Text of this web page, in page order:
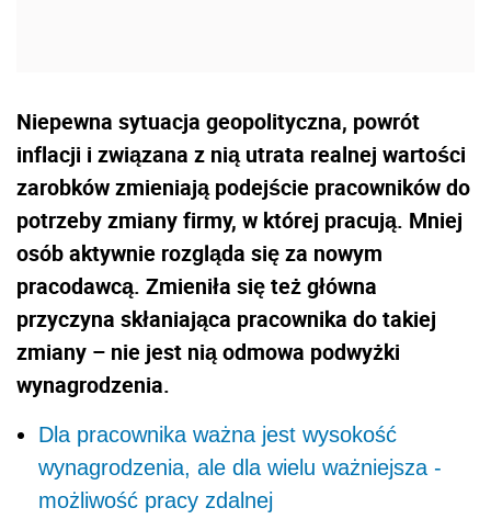
Niepewna sytuacja geopolityczna, powrót
inflacji i związana z nią utrata realnej wartości
zarobków zmieniają podejście pracowników do
potrzeby zmiany firmy, w której pracują. Mniej
osób aktywnie rozgląda się za nowym
pracodawcą. Zmieniła się też główna
przyczyna skłaniająca pracownika do takiej
zmiany – nie jest nią odmowa podwyżki
wynagrodzenia.
Dla pracownika ważna jest wysokość
wynagrodzenia, ale dla wielu ważniejsza -
możliwość pracy zdalnej